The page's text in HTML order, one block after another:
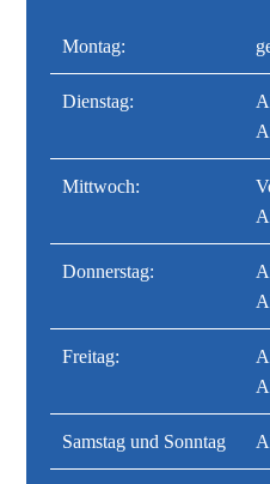
Montag:
Dienstag:
Mittwoch:
Donnerstag:
Freitag:
Samstag und Sonntag